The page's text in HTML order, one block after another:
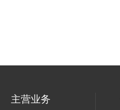
主营业务